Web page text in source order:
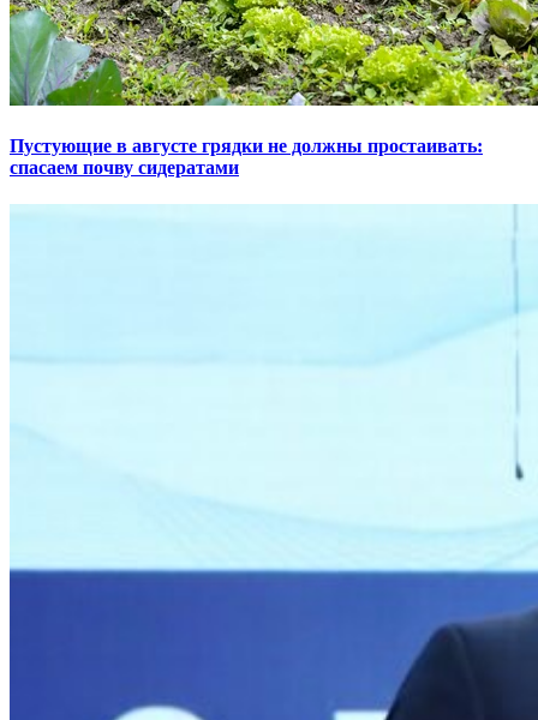
Пустующие в августе грядки не должны простаивать:
спасаем почву сидератами